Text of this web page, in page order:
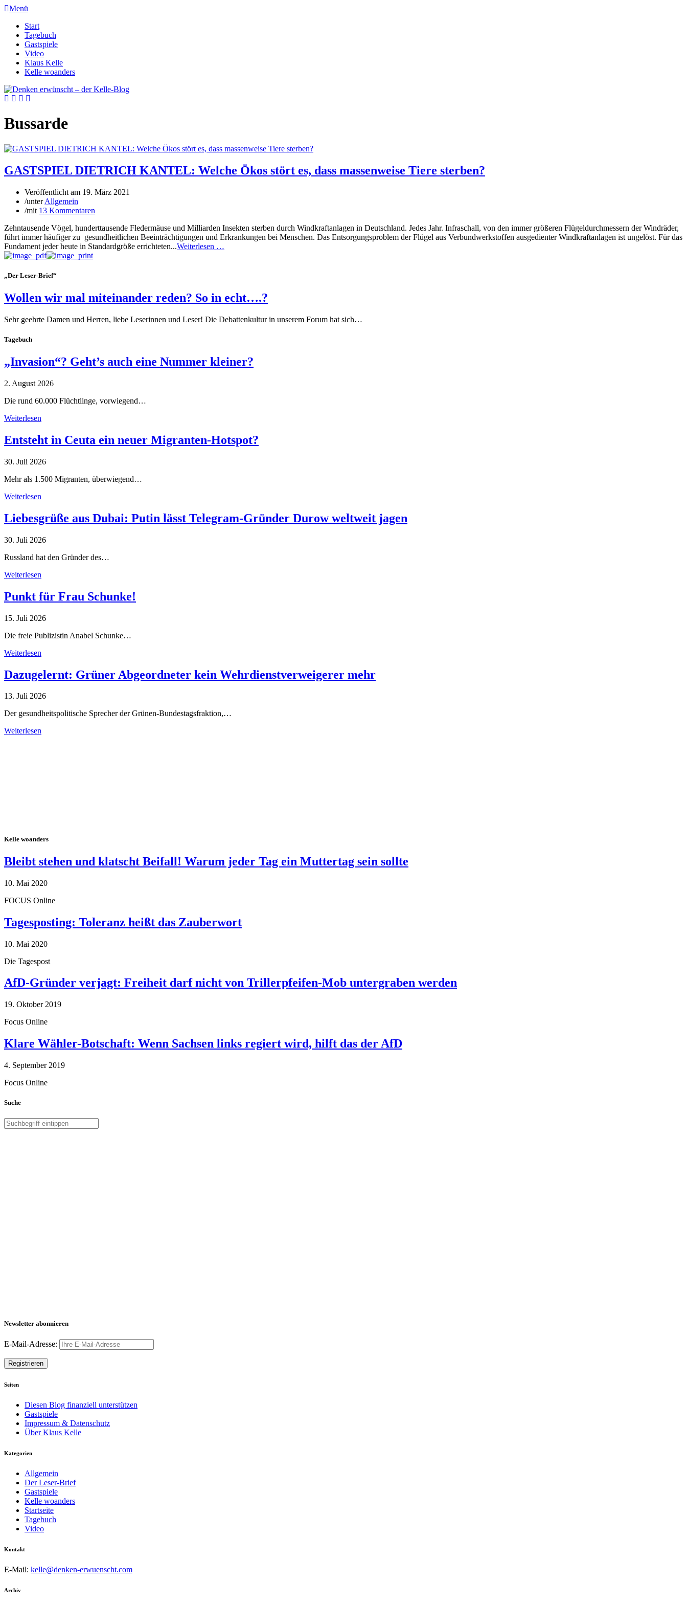
Menü
Start
Tagebuch
Gastspiele
Video
Klaus Kelle
Kelle woanders
Bussarde
GASTSPIEL DIETRICH KANTEL: Welche Ökos stört es, dass massenweise Tiere sterben?
Veröffentlicht am 19. März 2021
/unterAllgemein
/mit 13 Kommentaren
Zehntausende Vögel, hunderttausende Fledermäuse und Milliarden Insekten sterben durch Windkraftanlagen in Deutschland. Jedes Jahr. Infraschall, von den immer größeren Flügeldurchmessern der Windräder,
führt immer häufiger zu gesundheitlichen Beeinträchtigungen und Erkrankungen bei Menschen. Das Entsorgungsproblem der Flügel aus Verbundwerkstoffen ausgedienter Windkraftanlagen ist ungelöst. Für das
Fundament jeder heute in Standardgröße errichteten...Weiterlesen …
„Der Leser-Brief“
Wollen wir mal miteinander reden? So in echt….?
Sehr geehrte Damen und Herren, liebe Leserinnen und Leser! Die Debattenkultur in unserem Forum hat sich…
Tagebuch
„Invasion“? Geht’s auch eine Nummer kleiner?
2. August 2026
Die rund 60.000 Flüchtlinge, vorwiegend…
Weiterlesen
Entsteht in Ceuta ein neuer Migranten-Hotspot?
30. Juli 2026
Mehr als 1.500 Migranten, überwiegend…
Weiterlesen
Liebesgrüße aus Dubai: Putin lässt Telegram-Gründer Durow weltweit jagen
30. Juli 2026
Russland hat den Gründer des…
Weiterlesen
Punkt für Frau Schunke!
15. Juli 2026
Die freie Publizistin Anabel Schunke…
Weiterlesen
Dazugelernt: Grüner Abgeordneter kein Wehrdienstverweigerer mehr
13. Juli 2026
Der gesundheitspolitische Sprecher der Grünen-Bundestagsfraktion,…
Weiterlesen
Kelle woanders
Bleibt stehen und klatscht Beifall! Warum jeder Tag ein Muttertag sein sollte
10. Mai 2020
FOCUS Online
Tagesposting: Toleranz heißt das Zauberwort
10. Mai 2020
Die Tagespost
AfD-Gründer verjagt: Freiheit darf nicht von Trillerpfeifen-Mob untergraben werden
19. Oktober 2019
Focus Online
Klare Wähler-Botschaft: Wenn Sachsen links regiert wird, hilft das der AfD
4. September 2019
Focus Online
Suche
Newsletter abonnieren
E-Mail-Adresse:
Seiten
Diesen Blog finanziell unterstützen
Gastspiele
Impressum & Datenschutz
Über Klaus Kelle
Kategorien
Allgemein
Der Leser-Brief
Gastspiele
Kelle woanders
Startseite
Tagebuch
Video
Kontakt
E-Mail: kelle@denken-erwuenscht.com
Archiv